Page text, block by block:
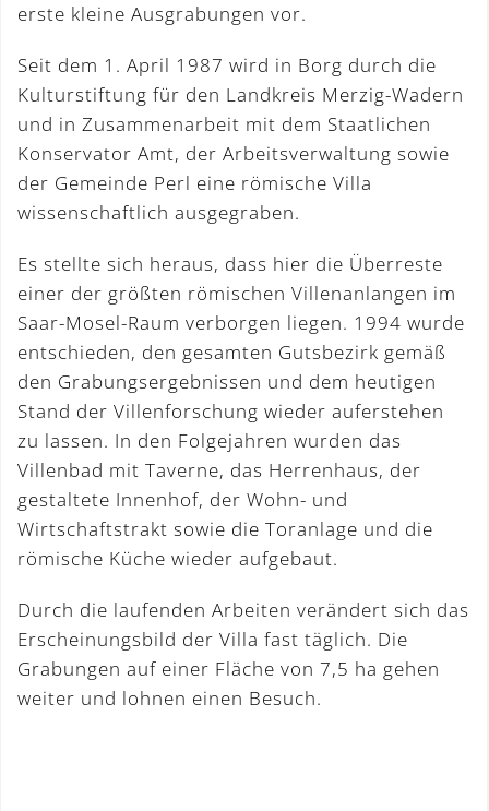
erste kleine Ausgrabungen vor.
Seit dem 1. April 1987 wird in Borg durch die
Kulturstiftung für den Landkreis Merzig-Wadern
und in Zusammenarbeit mit dem Staatlichen
Konservator Amt, der Arbeitsverwaltung sowie
der Gemeinde Perl eine römische Villa
wissenschaftlich ausgegraben.
Es stellte sich heraus, dass hier die Überreste
einer der größten römischen Villenanlangen im
Saar-Mosel-Raum verborgen liegen. 1994 wurde
entschieden, den gesamten Gutsbezirk gemäß
den Grabungsergebnissen und dem heutigen
Stand der Villenforschung wieder auferstehen
zu lassen. In den Folgejahren wurden das
Villenbad mit Taverne, das Herrenhaus, der
gestaltete Innenhof, der Wohn- und
Wirtschaftstrakt sowie die Toranlage und die
römische Küche wieder aufgebaut.
Durch die laufenden Arbeiten verändert sich das
Erscheinungsbild der Villa fast täglich. Die
Grabungen auf einer Fläche von 7,5 ha gehen
weiter und lohnen einen Besuch.